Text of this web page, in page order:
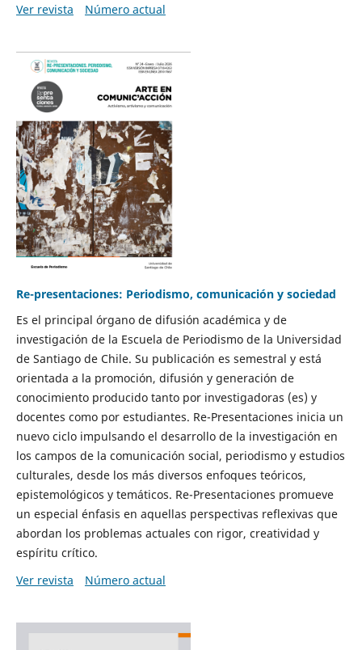
Ver revista
Número actual
Re-presentaciones: Periodismo, comunicación y sociedad
Es el principal órgano de difusión académica y de
investigación de la Escuela de Periodismo de la Universidad
de Santiago de Chile. Su publicación es semestral y está
orientada a la promoción, difusión y generación de
conocimiento producido tanto por investigadoras (es) y
docentes como por estudiantes. Re-Presentaciones inicia un
nuevo ciclo impulsando el desarrollo de la investigación en
los campos de la comunicación social, periodismo y estudios
culturales, desde los más diversos enfoques teóricos,
epistemológicos y temáticos. Re-Presentaciones promueve
un especial énfasis en aquellas perspectivas reflexivas que
abordan los problemas actuales con rigor, creatividad y
espíritu crítico.
Ver revista
Número actual